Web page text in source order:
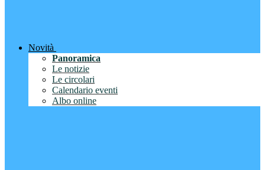
Novità
Panoramica
Le notizie
Le circolari
Calendario eventi
Albo online